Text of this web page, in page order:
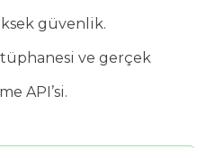
güvenlik.
ve gerçek
API’si.